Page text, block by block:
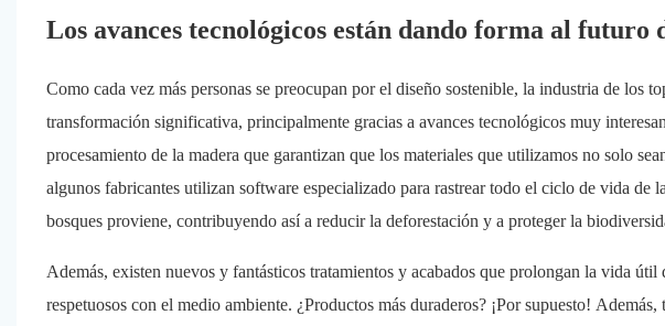
Los avances tecnológicos están dando forma al futuro
Como cada vez más personas se preocupan por el diseño sostenible, la industria de los
transformación significativa, principalmente gracias a avances tecnológicos muy
procesamiento de la madera que garantizan que los materiales que utilizamos no solo
algunos fabricantes utilizan software especializado para rastrear todo el ciclo de vida de
bosques proviene, contribuyendo así a reducir la deforestación y a proteger la
Además, existen nuevos y fantásticos tratamientos y acabados que prolongan la vida útil
respetuosos con el medio ambiente. ¿Productos más duraderos? ¡Por supuesto!